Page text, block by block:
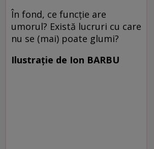
În fond, ce funcție are
umorul? Există lucruri cu care
nu se (mai) poate glumi?
Ilustrație de Ion BARBU